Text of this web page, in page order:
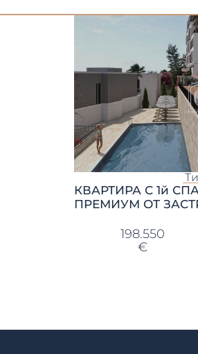
КВАРТИРА С 1й
ПРЕМИУМ ОТ
198.550
€